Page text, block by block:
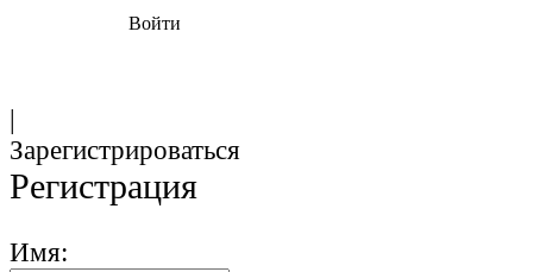
Войти
|
Зарегистрироваться
Регистрация
Имя: